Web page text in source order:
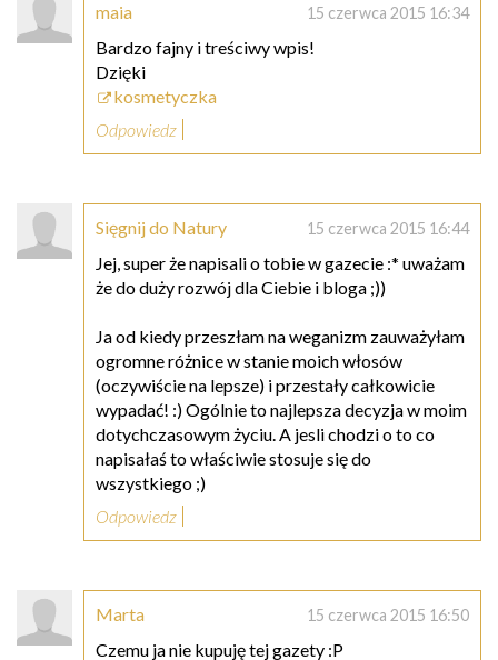
maia 15 czerwca 2015 16:34
Bardzo fajny i treściwy wpis!
Dzięki
kosmetyczka
Odpowiedz
Sięgnij do Natury 15 czerwca 2015 16:44
Jej, super że napisali o tobie w gazecie :* uważam
że do duży rozwój dla Ciebie i bloga ;))
Ja od kiedy przeszłam na weganizm zauważyłam
ogromne różnice w stanie moich włosów
(oczywiście na lepsze) i przestały całkowicie
wypadać! :) Ogólnie to najlepsza decyzja w moim
dotychczasowym życiu. A jesli chodzi o to co
napisałaś to właściwie stosuje się do
wszystkiego ;)
Odpowiedz
Marta 15 czerwca 2015 16:50
Czemu ja nie kupuję tej gazety :P